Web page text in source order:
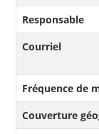
Responsable
Courriel
Fréquence de
Couverture